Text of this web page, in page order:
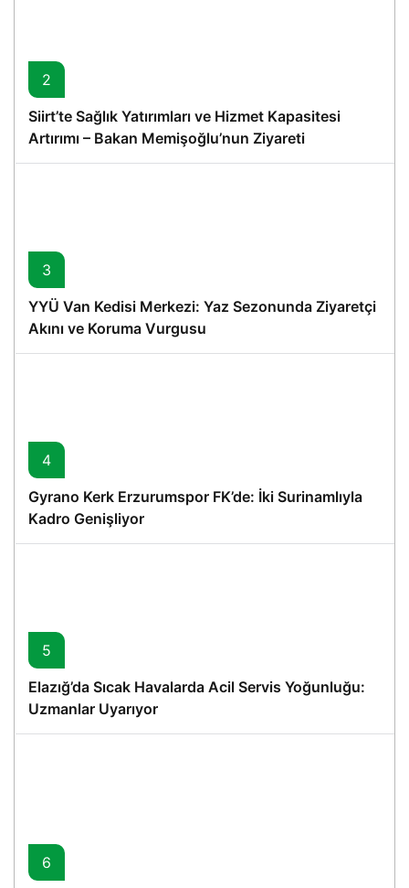
2
Siirt’te Sağlık Yatırımları ve Hizmet Kapasitesi
Artırımı – Bakan Memişoğlu’nun Ziyareti
3
YYÜ Van Kedisi Merkezi: Yaz Sezonunda Ziyaretçi
Akını ve Koruma Vurgusu
4
Gyrano Kerk Erzurumspor FK’de: İki Surinamlıyla
Kadro Genişliyor
5
Elazığ’da Sıcak Havalarda Acil Servis Yoğunluğu:
Uzmanlar Uyarıyor
6